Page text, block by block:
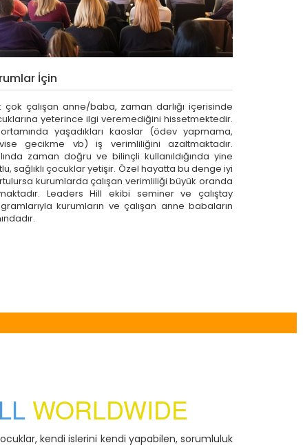
İçin
çok çalışan anne/baba, zaman darlığı içerisinde
yeterince ilgi veremediğini hissetmektedir.
yaşadıkları kaoslar (ödev yapmama,
gecikme vb) iş verimliliğini azaltmaktadır.
zaman doğru ve bilinçli kullanıldığında yine
sağlıklı çocuklar yetişir. Özel hayatta bu denge iyi
kurumlarda çalışan verimliliği büyük oranda
Leaders Hill ekibi seminer ve çalıştay
kurumların ve çalışan anne babaların
WORLDWIDE
kendi islerini kendi yapabilen, sorumluluk